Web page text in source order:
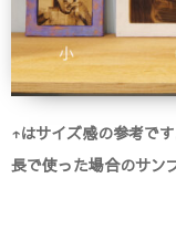
↑はサイズ感の参考で
長で使った場合のサン